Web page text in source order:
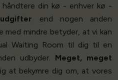
din kø - enhver kø -
end nogen anden
med mindre betyder, at vi kan
Waiting Room til dig til en
udbyder. Meget, meget
at bekymre dig om, at vores